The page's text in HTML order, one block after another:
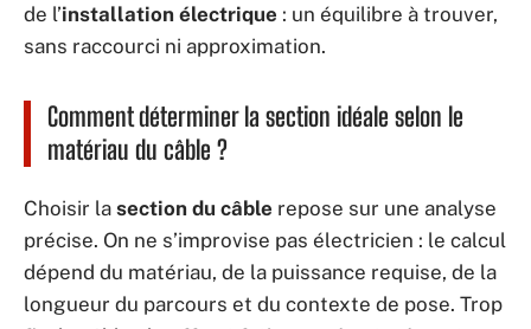
de l’installation électrique : un équilibre à trouver,
sans raccourci ni approximation.
Comment déterminer la section idéale selon le
matériau du câble ?
Choisir la section du câble repose sur une analyse
précise. On ne s’improvise pas électricien : le calcul
dépend du matériau, de la puissance requise, de la
longueur du parcours et du contexte de pose. Trop